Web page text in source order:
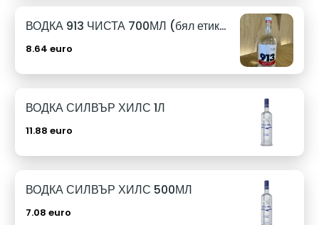
ВОДКА 913 ЧИСТА 700МЛ (бял етикет)
8.64 euro
ВОДКА СИЛВЪР ХИЛС 1Л
11.88 euro
ВОДКА СИЛВЪР ХИЛС 500МЛ
7.08 euro